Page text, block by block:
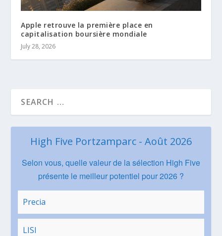
Apple retrouve la première place en
capitalisation boursière mondiale
July 28, 2026
High Five Portzamparc - Août 2026
Selon vous, quelle valeur de la sélection High Five
présente le meilleur potentiel pour 2026 ?
Precia
LISI